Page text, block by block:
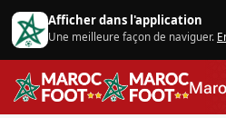
Aller au contenu
Afficher dans l'application
Une meilleure façon de naviguer.